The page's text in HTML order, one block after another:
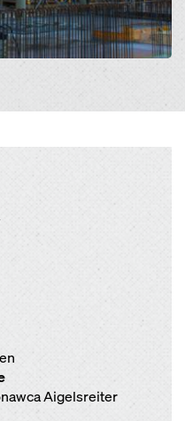
Aigelsreiter